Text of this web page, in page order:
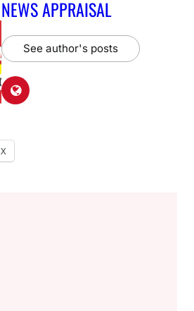
NEWS APPRAISAL
See author's posts
X